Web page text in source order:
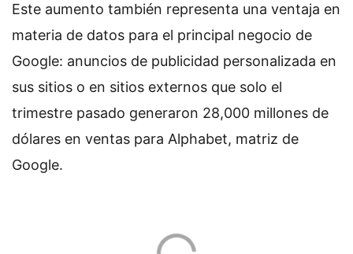
Este aumento también representa una ventaja en
materia de datos para el principal negocio de
Google: anuncios de publicidad personalizada en
sus sitios o en sitios externos que solo el
trimestre pasado generaron 28,000 millones de
dólares en ventas para Alphabet, matriz de
Google.